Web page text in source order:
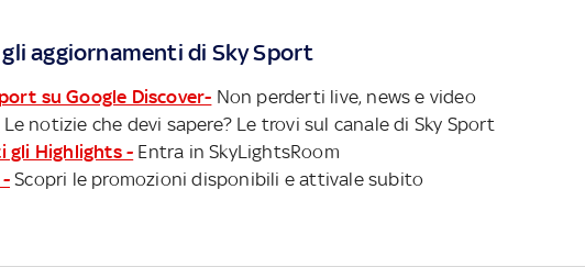
aggiornamenti di Sky Sport
su Google Discover- Non perderti live, news e video
Le notizie che devi sapere? Le trovi sul canale di Sky Sport
gli Highlights - Entra in SkyLightsRoom
Scopri le promozioni disponibili e attivale subito